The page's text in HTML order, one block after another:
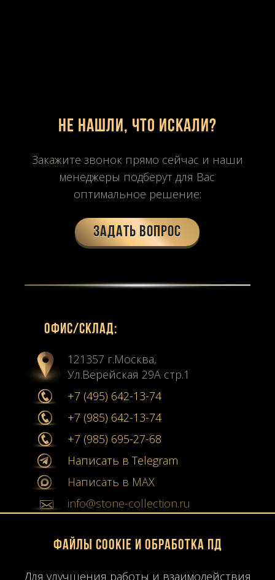
Не нашли, что искали?
Закажите звонок прямо сейчас и наши
менеджеры подберут для Вас
оптимальное решение:
Задать вопрос
Офиc/склад:
121357 г.Москва,
Ул.Верейская 29А стр.1
+7 (495) 642-13-74
+7 (985) 642-13-74
+7 (985) 695-27-68
Написать в Telegram
Написать в MAX
info@stone-collection.ru
Мы в социальных сетях:
Файлы Cookie и обработка ПД
Для улучшения работы и взаимодействия